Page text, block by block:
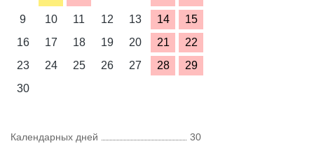
9
10 11 12 13 14
15
16
17 18 19 20 21
22
23
24 25 26 27 28
29
30
Календарных дней
30